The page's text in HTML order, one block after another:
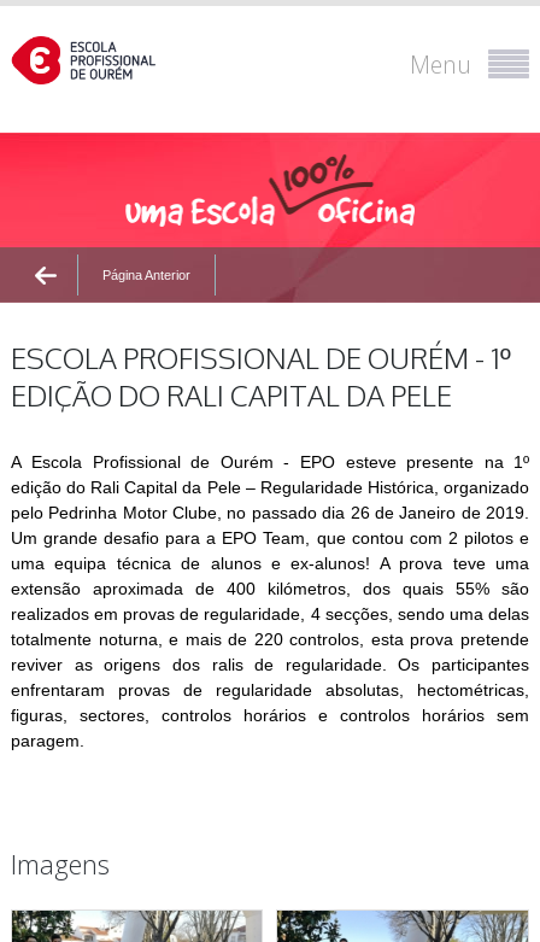
Menu
Página Anterior
ESCOLA PROFISSIONAL DE OURÉM - 1º
EDIÇÃO DO RALI CAPITAL DA PELE
A Escola Profissional de Ourém - EPO esteve presente na 1º
edição do Rali Capital da Pele – Regularidade Histórica, organizado
pelo Pedrinha Motor Clube, no passado dia 26 de Janeiro de 2019.
Um grande desafio para a EPO Team, que contou com 2 pilotos e
uma equipa técnica de alunos e ex-alunos! A prova teve uma
extensão aproximada de 400 kilómetros, dos quais 55% são
realizados em provas de regularidade, 4 secções, sendo uma delas
totalmente noturna, e mais de 220 controlos, esta prova pretende
reviver as origens dos ralis de regularidade. Os participantes
enfrentaram provas de regularidade absolutas, hectométricas,
figuras, sectores, controlos horários e controlos horários sem
paragem.
Imagens